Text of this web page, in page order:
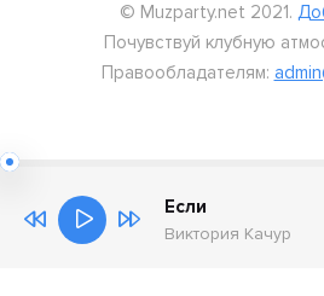
© Muzparty.net 2021.
Почувствуй клубную
Правообладателям:
Если
Виктория Качур